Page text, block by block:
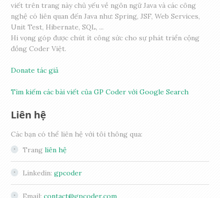
viết trên trang này chủ yếu về ngôn ngữ Java và các công
nghệ có liên quan đến Java như: Spring, JSF, Web Services,
Unit Test, Hibernate, SQL, ...
Hi vọng góp được chút ít công sức cho sự phát triển cộng
đồng Coder Việt.
Donate tác giả
Tìm kiếm các bài viết của GP Coder với Google Search
Liên hệ
Các bạn có thể liên hệ với tôi thông qua:
Trangliên hệ
Linkedin:gpcoder
Email:contact@gpcoder.com